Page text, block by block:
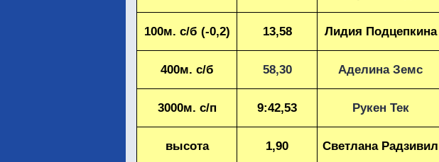
100м. с/б (-0,2) 13,58 Лидия Подцепкина
400м. с/б 58,30 Аделина Земс
3000м. с/п 9:42,53 Рукен Тек
высота 1,90 Светлана Радзивил